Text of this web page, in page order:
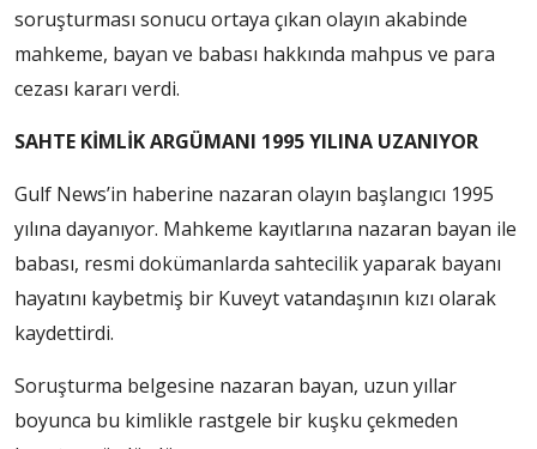
soruşturması sonucu ortaya çıkan olayın akabinde
mahkeme, bayan ve babası hakkında mahpus ve para
cezası kararı verdi.
SAHTE KİMLİK ARGÜMANI 1995 YILINA UZANIYOR
Gulf News’in haberine nazaran olayın başlangıcı 1995
yılına dayanıyor. Mahkeme kayıtlarına nazaran bayan ile
babası, resmi dokümanlarda sahtecilik yaparak bayanı
hayatını kaybetmiş bir Kuveyt vatandaşının kızı olarak
kaydettirdi.
Soruşturma belgesine nazaran bayan, uzun yıllar
boyunca bu kimlikle rastgele bir kuşku çekmeden